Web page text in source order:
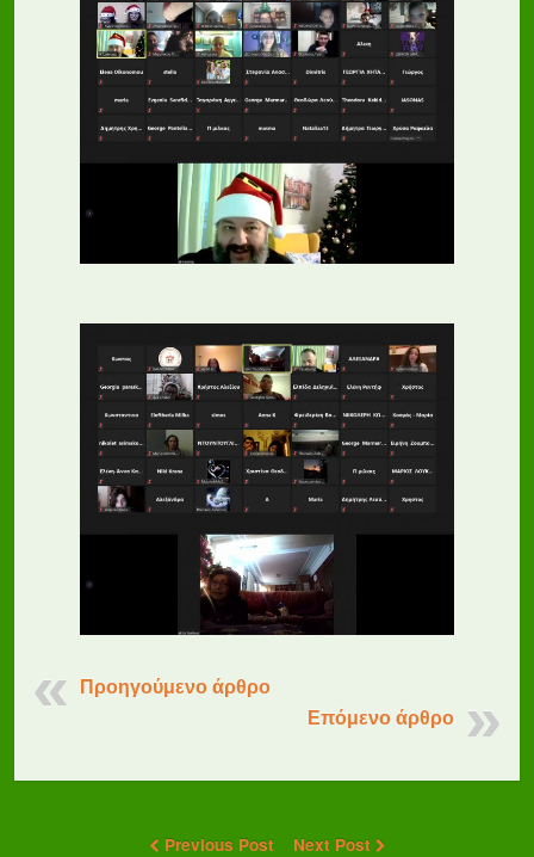
Προηγούμενο άρθρο
Επόμενο άρθρο
Previous Post Next Post